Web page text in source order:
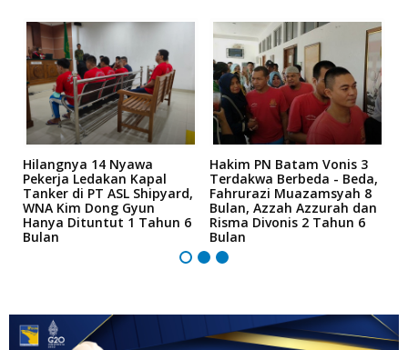
Hilangnya 14 Nyawa
Pekerja Ledakan Kapal
Tanker di PT ASL Shipyard,
WNA Kim Dong Gyun
Hanya Dituntut 1 Tahun 6
Bulan
Hakim PN Batam Vonis 3
Terdakwa Berbeda - Beda,
Fahrurazi Muazamsyah 8
Bulan, Azzah Azzurah dan
Risma Divonis 2 Tahun 6
Bulan